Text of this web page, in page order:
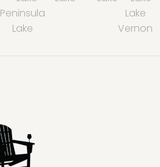
Peninsula
Lake
Lake
Vernon